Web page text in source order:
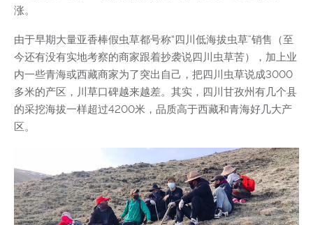
涨。
由于早期大量亚香棒假虫草都号称“四川低海拔虫草”销售（至
今还有没有实地考察的商家跟着抄袭说四川虫草苦），加上业
内一些青海或西藏商家为了突出自己，把四川虫草说成3000
多米的产区，川草口碑越来越差。其实，四川甘孜州有几个县
的采挖海拔一样超过4200米，品质高于西藏和青海好几大产
区。